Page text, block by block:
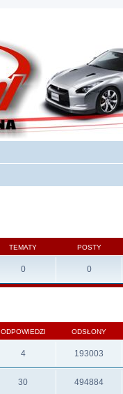
TEMATY POSTY
0 0
ODPOWIEDZI ODSŁONY
4 193003
30 494884